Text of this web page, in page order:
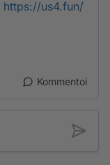
https://us4.fun/
Kommentoi